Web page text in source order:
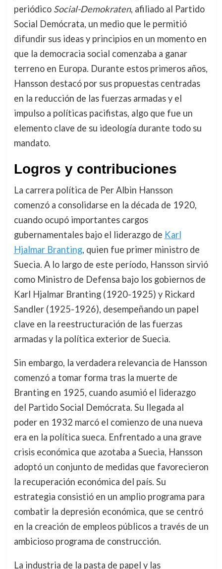
periódico Social-Demokraten, afiliado al Partido
Social Demócrata, un medio que le permitió
difundir sus ideas y principios en un momento en
que la democracia social comenzaba a ganar
terreno en Europa. Durante estos primeros años,
Hansson destacó por sus propuestas centradas
en la reducción de las fuerzas armadas y el
impulso a políticas pacifistas, algo que fue un
elemento clave de su ideología durante todo su
mandato.
Logros y contribuciones
La carrera política de Per Albin Hansson
comenzó a consolidarse en la década de 1920,
cuando ocupó importantes cargos
gubernamentales bajo el liderazgo de Karl
Hjalmar Branting, quien fue primer ministro de
Suecia. A lo largo de este período, Hansson sirvió
como Ministro de Defensa bajo los gobiernos de
Karl Hjalmar Branting (1920-1925) y Rickard
Sandler (1925-1926), desempeñando un papel
clave en la reestructuración de las fuerzas
armadas y la política exterior de Suecia.
Sin embargo, la verdadera relevancia de Hansson
comenzó a tomar forma tras la muerte de
Branting en 1925, cuando asumió el liderazgo
del Partido Social Demócrata. Su llegada al
poder en 1932 marcó el comienzo de una nueva
era en la política sueca. Enfrentado a una grave
crisis económica que azotaba a Suecia, Hansson
adoptó un conjunto de medidas que favorecieron
la recuperación económica del país. Su
estrategia consistió en un amplio programa para
combatir la depresión económica, que se centró
en la creación de empleos públicos a través de un
ambicioso programa de construcción.
La industria de la pasta de papel y las